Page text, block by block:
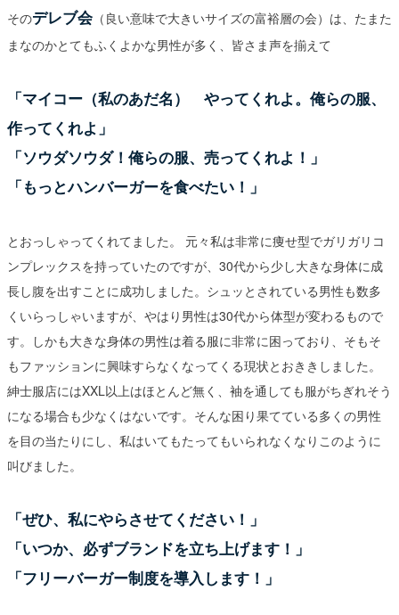
そのデレブ会 （良い意味で大きいサイズの富裕層の会）は、たまた
まなのかとてもふくよかな男性が多く、皆さま声を揃えて
「マイコー（私のあだ名） やってくれよ。俺らの服、
作ってくれよ」
「ソウダソウダ！俺らの服、売ってくれよ！」
「もっとハンバーガーを食べたい！」
とおっしゃってくれてました。 元々私は非常に痩せ型でガリガリコ
ンプレックスを持っていたのですが、30代から少し大きな身体に成
長し腹を出すことに成功しました。シュッとされている男性も数多
くいらっしゃいますが、やはり男性は30代から体型が変わるもので
す。しかも大きな身体の男性は着る服に非常に困っており、そもそ
もファッションに興味すらなくなってくる現状とおききしました。
紳士服店にはXXL以上はほとんど無く、袖を通しても服がちぎれそう
になる場合も少なくはないです。そんな困り果てている多くの男性
を目の当たりにし、私はいてもたってもいられなくなりこのように
叫びました。
「ぜひ、私にやらさせてください！」
「いつか、必ずブランドを立ち上げます！」
「フリーバーガー制度を導入します！」